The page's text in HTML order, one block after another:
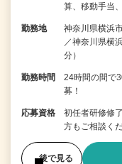
算、移動手当
勤務地
神奈川県横浜
／神奈川県横
分）
勤務時間
24時間の間で
募！
応募資格
初任者研修修
方もご相談く
後で見る